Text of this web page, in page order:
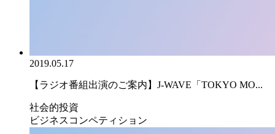
2019.05.17
【ラジオ番組出演のご案内】J-WAVE「TOKYO MO...
社会的投資
ビジネスコンペティション